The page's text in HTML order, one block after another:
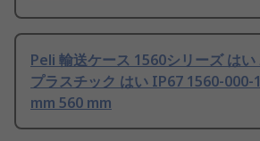
Peli 輸送ケース 1560シリーズ は
プラスチック はい IP67 1560-000-
mm 560 mm